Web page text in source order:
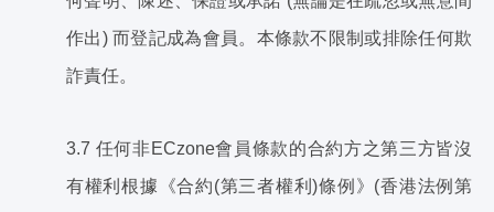
作出) 而登記成為會員。本條款不限制或排除任何欺
詐責任。
3.7 任何非ECzone會員條款的合約方之第三方皆沒
有權利根據《合約(第三者權利)條例》(香港法例第